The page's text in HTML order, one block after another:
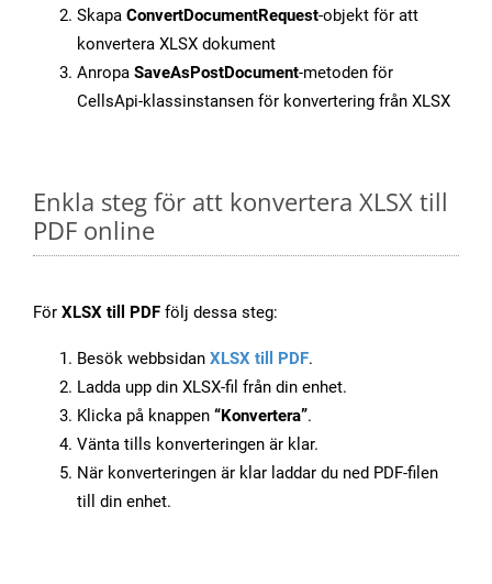
Skapa ConvertDocumentRequest-objekt för att
konvertera XLSX dokument
Anropa SaveAsPostDocument-metoden för
CellsApi-klassinstansen för konvertering från XLSX
Enkla steg för att konvertera XLSX till
PDF online
För XLSX till PDF följ dessa steg:
Besök webbsidan XLSX till PDF.
Ladda upp din XLSX-fil från din enhet.
Klicka på knappen “Konvertera”.
Vänta tills konverteringen är klar.
När konverteringen är klar laddar du ned PDF-filen
till din enhet.